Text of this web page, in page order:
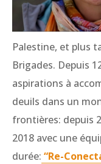
Palestine, et plus
Brigades. Depuis
aspirations à
deuils dans un
frontières: depuis
2018 avec une
durée: “Re-